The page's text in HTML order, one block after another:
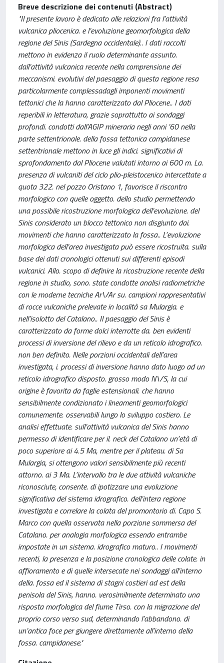
Breve descrizione dei contenuti (Abstract)
"Il presente lavoro è dedicato alle relazioni fra l’attività
vulcanica pliocenica. e l’evoluzione geomorfologica della
regione del Sinis (Sardegna occidentale).. I dati raccolti
mettono in evidenza il ruolo determinante assunto.
dall’attività vulcanica recente nella comprensione dei
meccanismi. evolutivi del paesaggio di questa regione resa
particolarmente complessadagli imponenti movimenti
tettonici che la hanno caratterizzato dal Pliocene.. I dati
reperibili in letteratura, grazie soprattutto ai sondaggi
profondi. condotti dall’AGIP mineraria negli anni ’60 nella
parte settentrionale. della fossa tettonica campidanese
settentrionale mettono in luce gli indici. significativi di
sprofondamento dal Pliocene valutati intorno ai 600 m. La.
presenza di vulcaniti del ciclo plio-pleistocenico intercettate a
quota 322. nel pozzo Oristano 1, favorisce il riscontro
morfologico con quelle oggetto. dello studio permettendo
una possibile ricostruzione morfologica dell’evoluzione. del
Sinis considerato un blocco tettonico non disgiunto dai.
movimenti che hanno caratterizzato la fossa.. L’evoluzione
morfologica dell’area investigata può essere ricostruita. sulla
base dei dati cronologici ottenuti sui differenti episodi
vulcanici. Allo. scopo di definire la ricostruzione recente della
regione in studio, sono. state condotte analisi radiometriche
con le moderne tecniche Ar\/Ar su. campioni rappresentativi
di rocce vulcaniche prelevate in località sa Mulargia. e
nell’isolotto del Catalano.. Il paesaggio del Sinis è
caratterizzato da forme dolci interrotte da. ben evidenti
processi di inversione del rilievo e da un reticolo idrografico.
non ben definito. Nelle porzioni occidentali dell’area
investigata, i. processi di inversione hanno dato luogo ad un
reticolo idrografico disposto. grosso modo N\/S, la cui
origine è favorita da faglie estensionali. che hanno
sensibilmente condizionato i lineamenti geomorfologici
comunemente. osservabili lungo lo sviluppo costiero. Le
analisi effettuate. sull’attività vulcanica del Sinis hanno
permesso di identificare per il. neck del Catalano un’età di
poco superiore ai 4.5 Ma, mentre per il plateau. di Sa
Mulargia, si ottengono valori sensibilmente più recenti
attorno. ai 3 Ma. L’intervallo tra le due attività vulcaniche
riconosciute, consente. di ipotizzare una evoluzione
significativa del sistema idrografico. dell’intera regione
investigata e correlare la colata del promontorio di. Capo S.
Marco con quella osservata nella porzione sommersa del
Catalano. per analogia morfologica essendo entrambe
impostate in un sistema. idrografico maturo.. I movimenti
recenti, la presenza e la posizione cronologica delle colate. in
affioramento e di quelle intersecate nei sondaggi all’interno
della. fossa ed il sistema di stagni costieri ad est della
penisola del Sinis, hanno. verosimilmente determinato una
risposta morfologica del fiume Tirso. con la migrazione del
proprio corso verso sud, determinando l’abbandono. di
un’antica foce per giungere direttamente all’interno della
fossa. campidanese."